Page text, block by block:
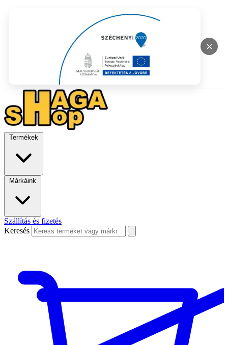
×
Termékek
Márkáink
Szállítás és fizetés
Keresés